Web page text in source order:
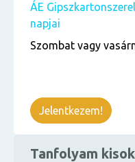
Tanfolyam
ÁE
napjai
Szombat vagy
Jelentkezem!